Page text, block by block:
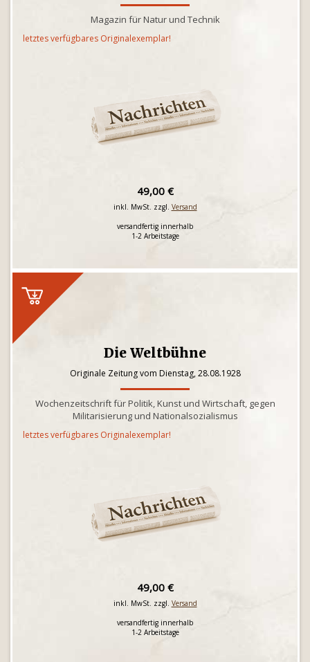
Magazin für Natur und Technik
letztes verfügbares Originalexemplar!
49,00 €
inkl. MwSt. zzgl. Versand
versandfertig innerhalb
1-2 Arbeitstage
Die Weltbühne
Originale Zeitung vom Dienstag, 28.08.1928
Wochenzeitschrift für Politik, Kunst und Wirtschaft, gegen
Militarisierung und Nationalsozialismus
letztes verfügbares Originalexemplar!
49,00 €
inkl. MwSt. zzgl. Versand
versandfertig innerhalb
1-2 Arbeitstage